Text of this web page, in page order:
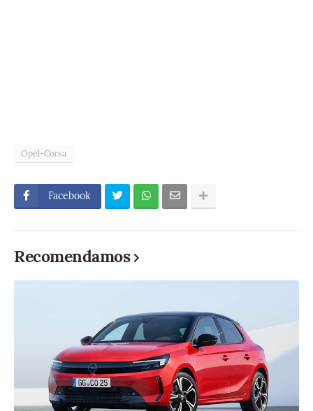
Opel-Corsa
Facebook
Recomendamos